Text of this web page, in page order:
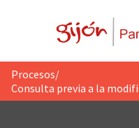
Procesos/
Consulta previa a la